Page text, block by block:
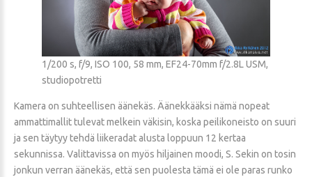
1/200 s, f/9, ISO 100, 58 mm, EF24-70mm f/2.8L USM,
studiopotretti
Kamera on suhteellisen äänekäs. Äänekkääksi nämä nopeat
ammattimallit tulevat melkein väkisin, koska peilikoneisto on suuri
ja sen täytyy tehdä liikeradat alusta loppuun 12 kertaa
sekunnissa. Valittavissa on myös hiljainen moodi, S. Sekin on tosin
jonkun verran äänekäs, että sen puolesta tämä ei ole paras runko